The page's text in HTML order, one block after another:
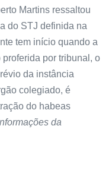
Martins ressaltou
do STJ definida na
tem início quando a
por tribunal, o
da instância
colegiado, é
do habeas
da